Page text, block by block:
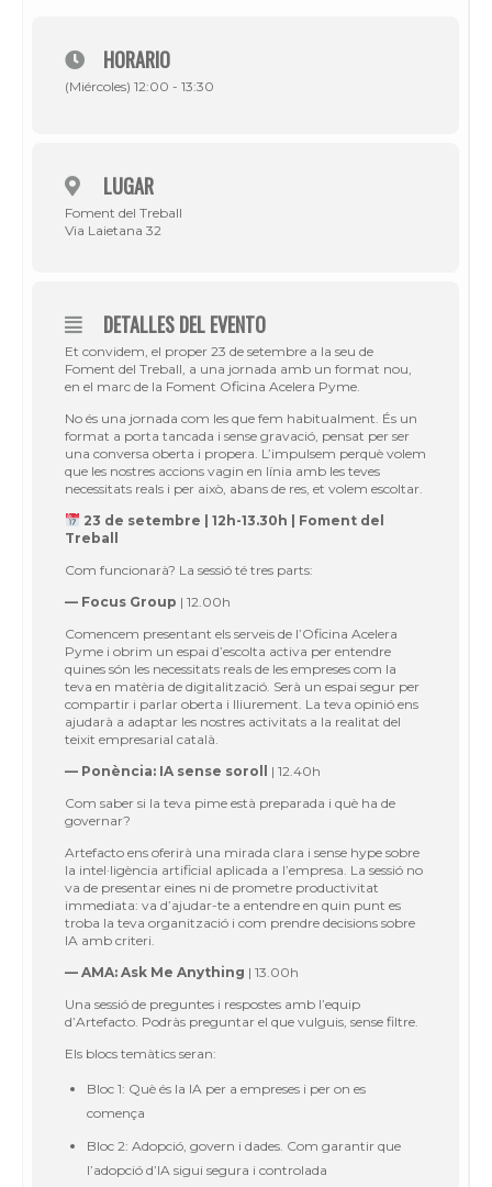
HORARIO
(Miércoles) 12:00 - 13:30
LUGAR
Foment del Treball
Via Laietana 32
DETALLES DEL EVENTO
Et convidem, el proper 23 de setembre a la seu de
Foment del Treball, a una jornada amb un format nou,
en el marc de la Foment Oficina Acelera Pyme.
No és una jornada com les que fem habitualment. És un
format a porta tancada i sense gravació, pensat per ser
una conversa oberta i propera. L’impulsem perquè volem
que les nostres accions vagin en línia amb les teves
necessitats reals i per això, abans de res, et volem escoltar.
23 de setembre | 12h-13.30h | Foment del
Treball
Com funcionarà? La sessió té tres parts:
— Focus Group | 12.00h
Comencem presentant els serveis de l’Oficina Acelera
Pyme i obrim un espai d’escolta activa per entendre
quines són les necessitats reals de les empreses com la
teva en matèria de digitalització. Serà un espai segur per
compartir i parlar oberta i lliurement. La teva opinió ens
ajudarà a adaptar les nostres activitats a la realitat del
teixit empresarial català.
— Ponència: IA sense soroll | 12.40h
Com saber si la teva pime està preparada i què ha de
governar?
Artefacto ens oferirà una mirada clara i sense hype sobre
la intel·ligència artificial aplicada a l’empresa. La sessió no
va de presentar eines ni de prometre productivitat
immediata: va d’ajudar-te a entendre en quin punt es
troba la teva organització i com prendre decisions sobre
IA amb criteri.
— AMA: Ask Me Anything | 13.00h
Una sessió de preguntes i respostes amb l’equip
d’Artefacto. Podràs preguntar el que vulguis, sense filtre.
Els blocs temàtics seran:
Bloc 1: Què és la IA per a empreses i per on es
comença
Bloc 2: Adopció, govern i dades. Com garantir que
l’adopció d’IA sigui segura i controlada